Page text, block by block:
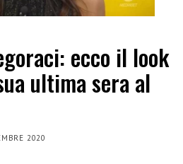
ecco il look
ultima sera al
2020